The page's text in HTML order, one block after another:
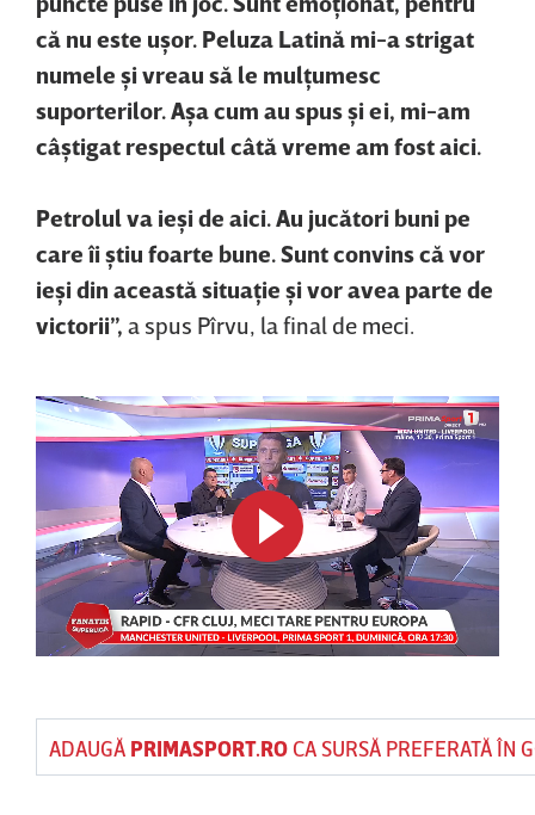
că nu este uşor. Peluza Latină mi-a strigat
numele şi vreau să le mulţumesc
suporterilor. Aşa cum au spus şi ei, mi-am
câştigat respectul câtă vreme am fost aici.
Petrolul va ieşi de aici. Au jucători buni pe
care îi ştiu foarte bune. Sunt convins că vor
ieşi din această situaţie şi vor avea parte de
victorii”, a spus Pîrvu, la final de meci.
ADAUGĂ PRIMASPORT.ROCA SURSĂ PREFERATĂ ÎN